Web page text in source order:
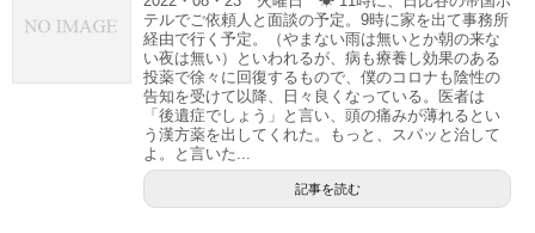
テルでご依頼人と面談の予定。9時に家を出て事務所
経由で行く予定。（やまない雨は無いとか朝の来な
い夜は無い）といわれるが、病も療養し効果のある
投薬で徐々に回復するもので、僕のコロナも陰性の
告知を受けて以降、日々良くなっている。医者は
「後遺症でしょう」と言い、頭の痛みが薄れるとい
う漢方薬を出してくれた。もっと、スパッと治して
よ。と言いた...
記事を読む